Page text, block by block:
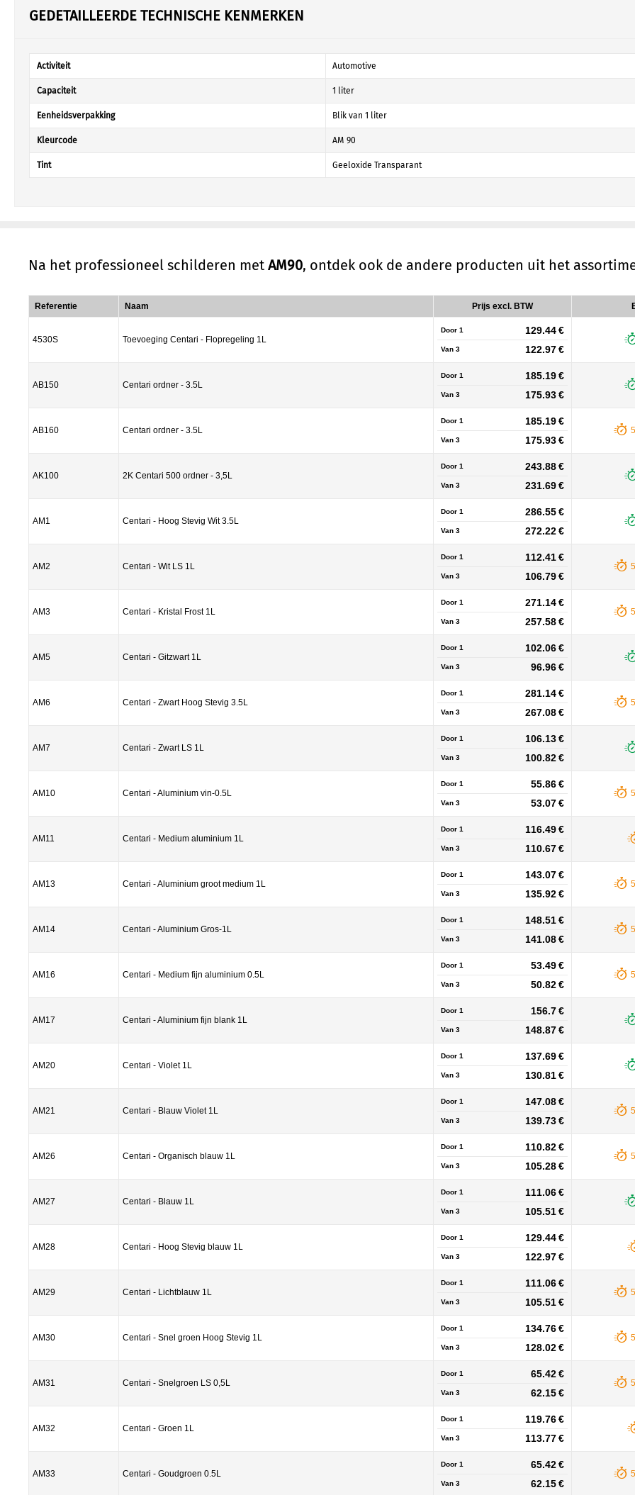
GEDETAILLEERDE TECHNISCHE KENMERKEN
Activiteit Automotive
Capaciteit 1 liter
Eenheidsverpakking Blik van 1 liter
Kleurcode AM 90
Tint Geeloxide Transparant
Na het professioneel schilderen met AM90, ontdek ook de andere producten uit het
Referentie Naam Prijs excl. BTW
4530S Toevoeging Centari - Flopregeling 1L
Door 1 129.44 €
Van 3 122.97 €
AB150 Centari ordner - 3.5L
Door 1 185.19 €
Van 3 175.93 €
AB160 Centari ordner - 3.5L
Door 1 185.19 €
Van 3 175.93 €
AK100 2K Centari 500 ordner - 3,5L
Door 1 243.88 €
Van 3 231.69 €
AM1 Centari - Hoog Stevig Wit 3.5L
Door 1 286.55 €
Van 3 272.22 €
AM2 Centari - Wit LS 1L
Door 1 112.41 €
Van 3 106.79 €
AM3 Centari - Kristal Frost 1L
Door 1 271.14 €
Van 3 257.58 €
AM5 Centari - Gitzwart 1L
Door 1 102.06 €
Van 3 96.96 €
AM6 Centari - Zwart Hoog Stevig 3.5L
Door 1 281.14 €
Van 3 267.08 €
AM7 Centari - Zwart LS 1L
Door 1 106.13 €
Van 3 100.82 €
AM10 Centari - Aluminium vin-0.5L
Door 1 55.86 €
Van 3 53.07 €
AM11 Centari - Medium aluminium 1L
Door 1 116.49 €
Van 3 110.67 €
AM13 Centari - Aluminium groot medium 1L
Door 1 143.07 €
Van 3 135.92 €
AM14 Centari - Aluminium Gros-1L
Door 1 148.51 €
Van 3 141.08 €
AM16 Centari - Medium fijn aluminium 0.5L
Door 1 53.49 €
Van 3 50.82 €
AM17 Centari - Aluminium fijn blank 1L
Door 1 156.7 €
Van 3 148.87 €
AM20 Centari - Violet 1L
Door 1 137.69 €
Van 3 130.81 €
AM21 Centari - Blauw Violet 1L
Door 1 147.08 €
Van 3 139.73 €
AM26 Centari - Organisch blauw 1L
Door 1 110.82 €
Van 3 105.28 €
AM27 Centari - Blauw 1L
Door 1 111.06 €
Van 3 105.51 €
AM28 Centari - Hoog Stevig blauw 1L
Door 1 129.44 €
Van 3 122.97 €
AM29 Centari - Lichtblauw 1L
Door 1 111.06 €
Van 3 105.51 €
AM30 Centari - Snel groen Hoog Stevig 1L
Door 1 134.76 €
Van 3 128.02 €
AM31 Centari - Snelgroen LS 0,5L
Door 1 65.42 €
Van 3 62.15 €
AM32 Centari - Groen 1L
Door 1 119.76 €
Van 3 113.77 €
AM33 Centari - Goudgroen 0.5L
Door 1 65.42 €
Van 3 62.15 €